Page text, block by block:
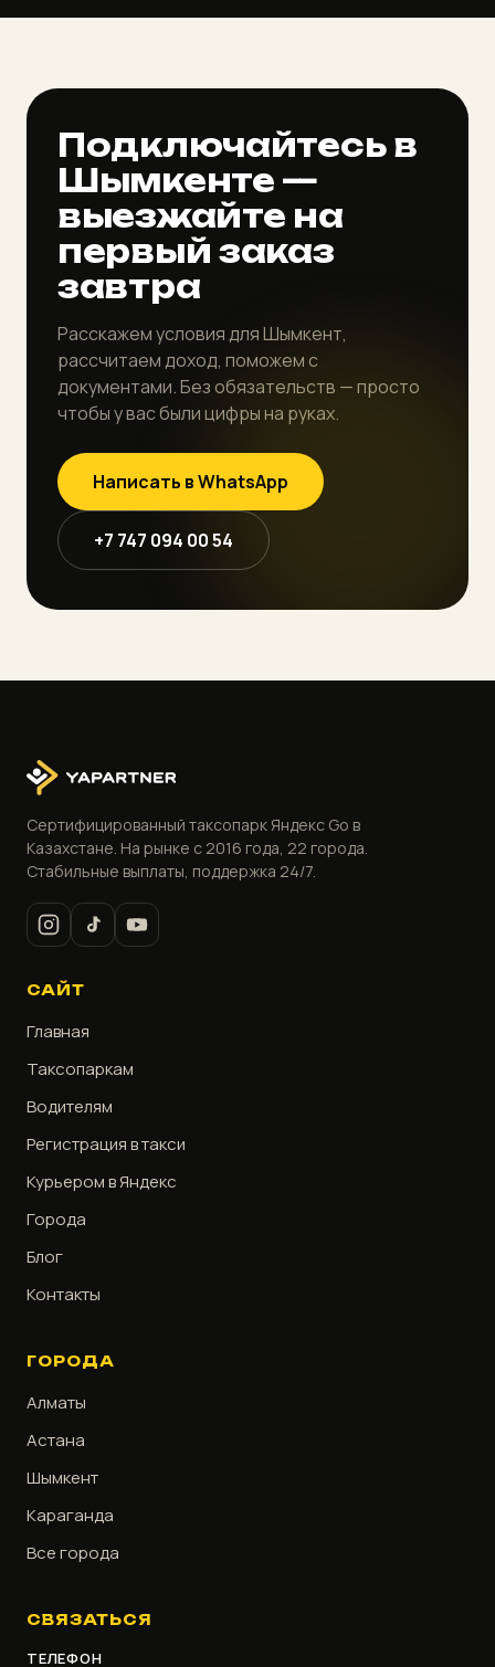
Подключайтесь в
Шымкенте —
выезжайте на
первый заказ
завтра
Расскажем условия для Шымкент,
рассчитаем доход, поможем с
документами. Без обязательств — просто
чтобы у вас были цифры на руках.
Написать в WhatsApp
+7 747 094 00 54
Сертифицированный таксопарк Яндекс Go в
Казахстане. На рынке с 2016 года, 22 города.
Стабильные выплаты, поддержка 24/7.
САЙТ
Главная
Таксопаркам
Водителям
Регистрация в такси
Курьером в Яндекс
Города
Блог
Контакты
ГОРОДА
Алматы
Астана
Шымкент
Караганда
Все города
СВЯЗАТЬСЯ
ТЕЛЕФОН